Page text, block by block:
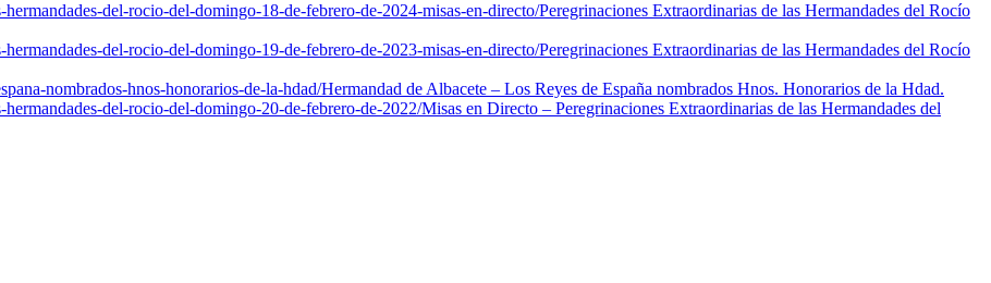
del-rocio-del-domingo-18-de-febrero-de-2024-misas-en-directo/Peregrinaciones Extraordinarias de las Hermandades del Rocío
del-rocio-del-domingo-19-de-febrero-de-2023-misas-en-directo/Peregrinaciones Extraordinarias de las Hermandades del Rocío
nombrados-hnos-honorarios-de-la-hdad/Hermandad de Albacete – Los Reyes de España nombrados Hnos. Honorarios de la Hdad.
del-rocio-del-domingo-20-de-febrero-de-2022/Misas en Directo – Peregrinaciones Extraordinarias de las Hermandades del